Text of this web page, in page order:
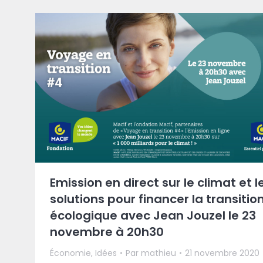
Emission en direct sur le climat et
solutions pour financer la
écologique avec Jean Jouzel le 23
novembre à 20h30
Économie, Idées Par mathieu 21 novembre 2020